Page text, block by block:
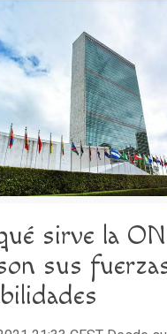
sirve la
sus